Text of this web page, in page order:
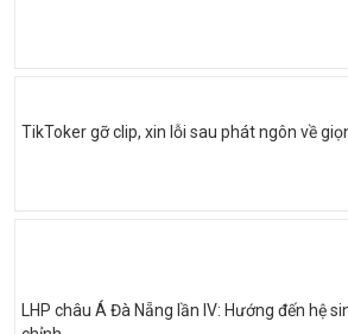
TikToker gỡ clip, xin lỗi sau phát ngôn về
LHP châu Á Đà Nẵng lần IV: Hướng đến hệ